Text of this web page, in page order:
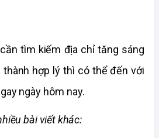
tìm kiếm địa chỉ tăng sáng
hợp lý thì có thể đến với
ngày hôm nay.
bài viết khác: